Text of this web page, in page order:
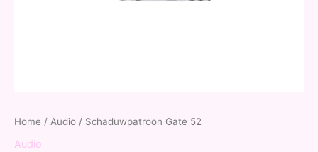
Home / Audio / Schaduwpatroon Gate 52
Audio